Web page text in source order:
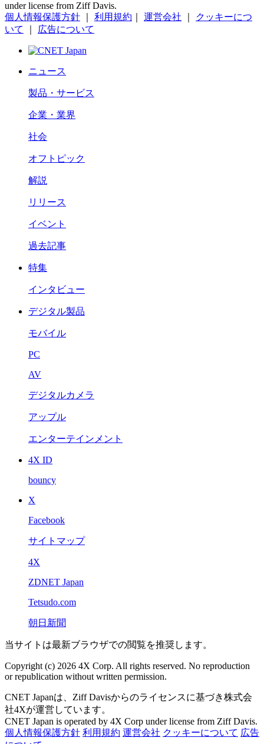
under license from Ziff Davis.
個人情報保護方針
利用規約 運営会社
クッキーにつ
いて
広告について
ニュース
製品・サービス
企業・業界
社会
オフトピック
解説
リリース
イベント
過去記事
特集
インタビュー
デジタル製品
モバイル
PC
AV
デジタルカメラ
アップル
エンターテインメント
4X ID
bouncy
X
Facebook
サイトマップ
4X
ZDNET Japan
Tetsudo.com
朝日新聞
当サイトは最新ブラウザでの閲覧を推奨します。
Copyright (c) 2026 4X Corp. All rights reserved. No reproduction
or republication without written permission.
CNET Japanは、Ziff Davisからのライセンスに基づき株式会
社4Xが運営しています。
CNET Japan is operated by 4X Corp under license from Ziff Davis.
個人情報保護方針 利用規約 運営会社 クッキーについて 広告